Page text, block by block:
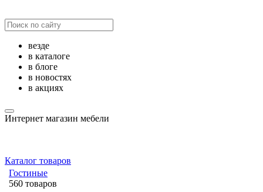
везде
в каталоге
в блоге
в новостях
в акциях
Интернет магазин мебели
Каталог товаров
Гостиные
560 товаров